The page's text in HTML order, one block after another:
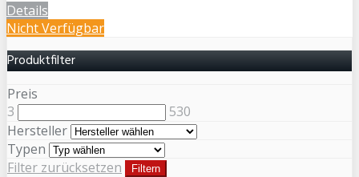
Details
Nicht Verfügbar
Produktfilter
Preis
3
530
Hersteller
Typen
Filter zurücksetzen
Filtern